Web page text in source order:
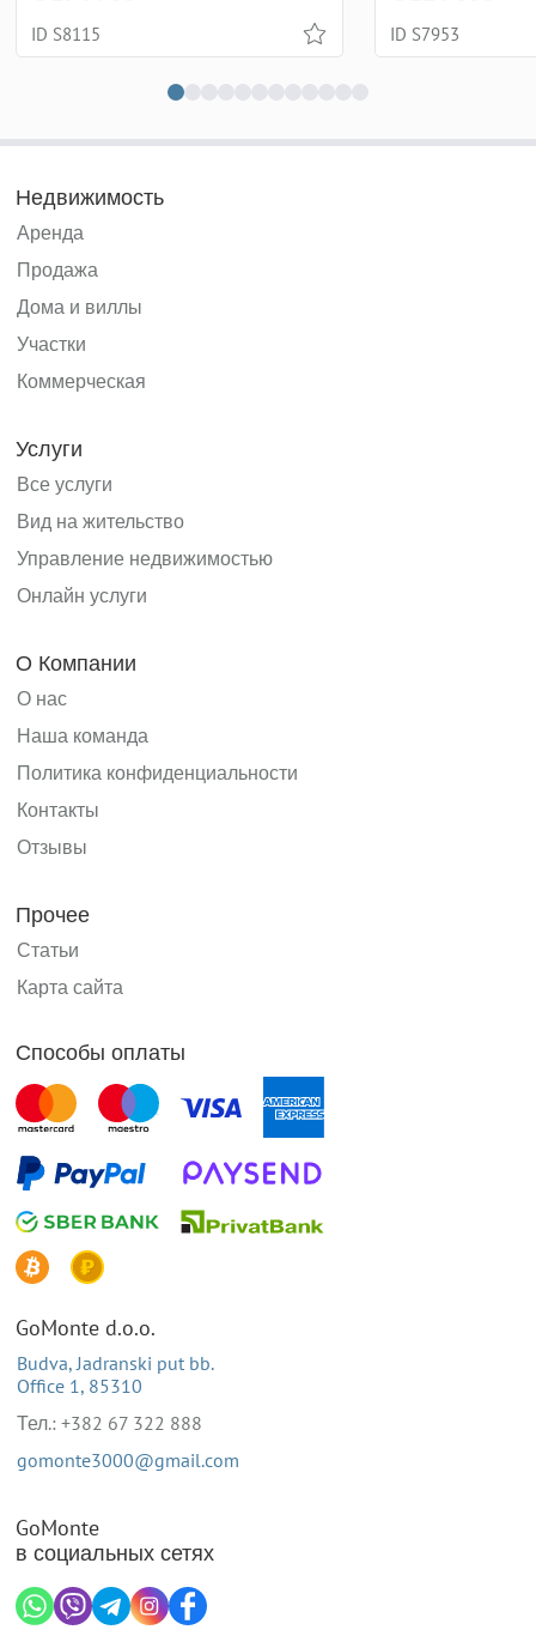
ID S8115 ID S7953
Недвижимость
Аренда
Продажа
Дома и виллы
Участки
Коммерческая
Услуги
Все услуги
Вид на жительство
Управление недвижимостью
Онлайн услуги
О Компании
О нас
Наша команда
Политика конфиденциальности
Контакты
Отзывы
Прочее
Статьи
Карта сайта
Способы оплаты
GoMonte d.o.o.
Budva, Jadranski put bb.
Office 1, 85310
Тел.: +382 67 322 888
gomonte3000@gmail.com
GoMonte
в социальных сетях